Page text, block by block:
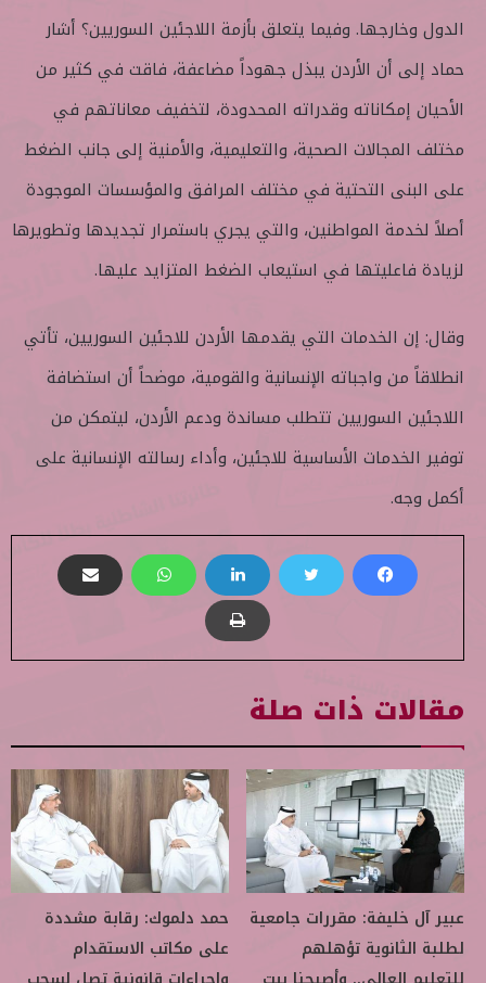
الدول وخارجها. وفيما يتعلق بأزمة اللاجئين السوريين؟ أشار
حماد إلى أن الأردن يبذل جهوداً مضاعفة، فاقت في كثير من
الأحيان إمكاناته وقدراته المحدودة، لتخفيف معاناتهم في
مختلف المجالات الصحية، والتعليمية، والأمنية إلى جانب الضغط
على البنى التحتية في مختلف المرافق والمؤسسات الموجودة
أصلاً لخدمة المواطنين، والتي يجري باستمرار تجديدها وتطويرها
لزيادة فاعليتها في استيعاب الضغط المتزايد عليها.
وقال: إن الخدمات التي يقدمها الأردن للاجئين السوريين، تأتي
انطلاقاً من واجباته الإنسانية والقومية، موضحاً أن استضافة
اللاجئين السوريين تتطلب مساندة ودعم الأردن، ليتمكن من
توفير الخدمات الأساسية للاجئين، وأداء رسالته الإنسانية على
أكمل وجه.
مقالات ذات صلة
عبير آل خليفة: مقررات جامعية
لطلبة الثانوية تؤهلهم
حمد دلموك: رقابة مشددة
على مكاتب الاستقدام